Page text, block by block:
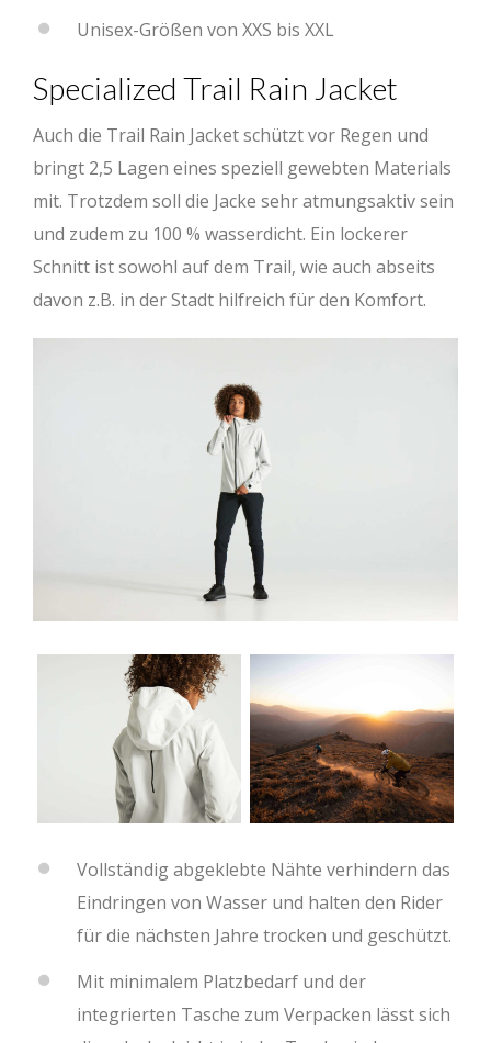
Unisex-Größen von XXS bis XXL
Specialized Trail Rain Jacket
Auch die Trail Rain Jacket schützt vor Regen und
bringt 2,5 Lagen eines speziell gewebten Materials
mit. Trotzdem soll die Jacke sehr atmungsaktiv sein
und zudem zu 100 % wasserdicht. Ein lockerer
Schnitt ist sowohl auf dem Trail, wie auch abseits
davon z.B. in der Stadt hilfreich für den Komfort.
Vollständig abgeklebte Nähte verhindern das
Eindringen von Wasser und halten den Rider
für die nächsten Jahre trocken und geschützt.
Mit minimalem Platzbedarf und der
integrierten Tasche zum Verpacken lässt sich